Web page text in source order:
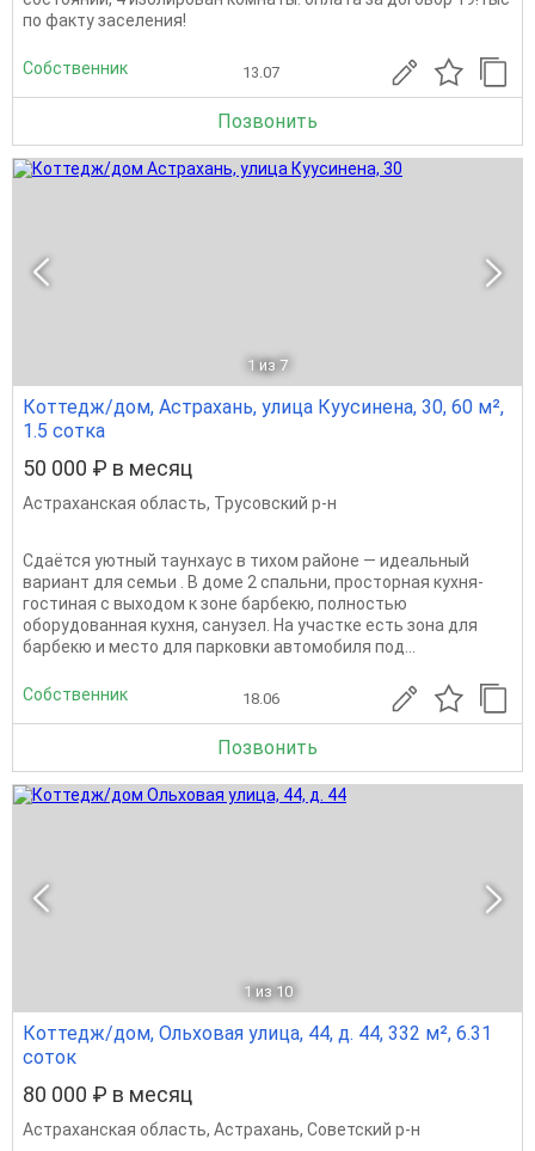
по факту заселения!
Собственник 13.07
Позвонить
1 из 7
Коттедж/дом, Астрахань, улица Куусинена, 30, 60 м²,
1.5 сотка
50 000 ₽ в месяц
Астраханская область, Трусовский р-н
Сдаётся уютный таунхаус в тихом районе — идеальный
вариант для семьи . В доме 2 спальни, просторная кухня-
гостиная с выходом к зоне барбекю, полностью
оборудованная кухня, санузел. На участке есть зона для
барбекю и место для парковки автомобиля под...
Собственник 18.06
Позвонить
1 из 10
Коттедж/дом, Ольховая улица, 44, д. 44, 332 м², 6.31
соток
80 000 ₽ в месяц
Астраханская область, Астрахань, Советский р-н